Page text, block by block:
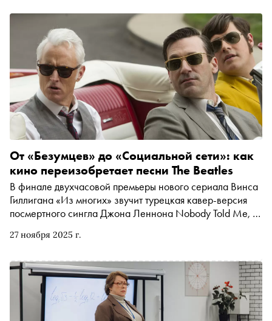
27 ноября 2025 г.
От «Безумцев» до «Социальной сети»: как
кино переизобретает песни The Beatles
В финале двухчасовой премьеры нового сериала Винса
Гиллигана «Из многих» звучит турецкая кавер-версия
посмертного сингла Джона Леннона Nobody Told Me, в
которым вроде бы всё равно. Строки про «такие
комментарий к новостной ленте прямо сейчас. «Сноб»
вспомнил и другие случаи, когда песни The Beatles и их
экс-участников в кино и сериалах не просто украшали
саундтрек, а меняли смысл сцены — от «Кролика